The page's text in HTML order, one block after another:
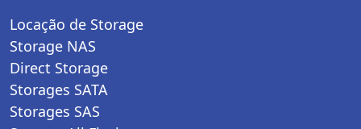
Locação de Storage
Storage NAS
Direct Storage
Storages SATA
Storages SAS